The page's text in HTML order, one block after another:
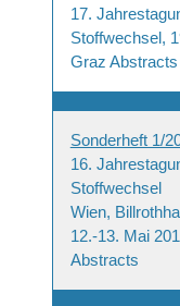
17.
Stoffwechsel,
Graz Abstracts
Sonderheft 1/
16.
Stoffwechsel
Wien,
12.-13. Mai
Abstracts